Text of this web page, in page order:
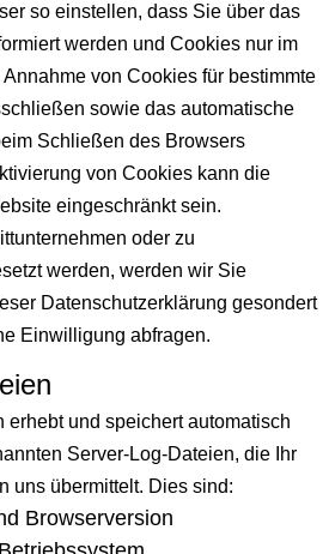
so einstellen, dass Sie über das
werden und Cookies nur im
von Cookies für bestimmte
sowie das automatische
Schließen des Browsers
von Cookies kann die
eingeschränkt sein.
oder zu
werden, werden wir Sie
Datenschutzerklärung gesondert
Einwilligung abfragen.
erhebt und speichert automatisch
Server-Log-Dateien, die Ihr
uns übermittelt. Dies sind:
Browserversion